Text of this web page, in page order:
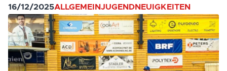
16/12/2025ALLGEMEINJUGENDNEUIGKEITEN